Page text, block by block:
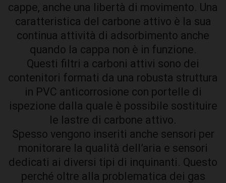
cappe, anche una libertà di movimento. Una
caratteristica del carbone attivo è la sua
continua attività di adsorbimento anche
quando la cappa non è in funzione.
Questi filtri a carboni attivi sono dei
contenitori formati da una robusta struttura
in PVC anticorrosione con portelle di
ispezione dalla quale è possibile sostituire
le lastre di carbone attivo.
Spesso vengono inseriti anche sensori per
monitorare la qualità dell’aria e sensori
dedicati ai diversi tipi di inquinanti. Questo
perché oltre alla problematica dei gas